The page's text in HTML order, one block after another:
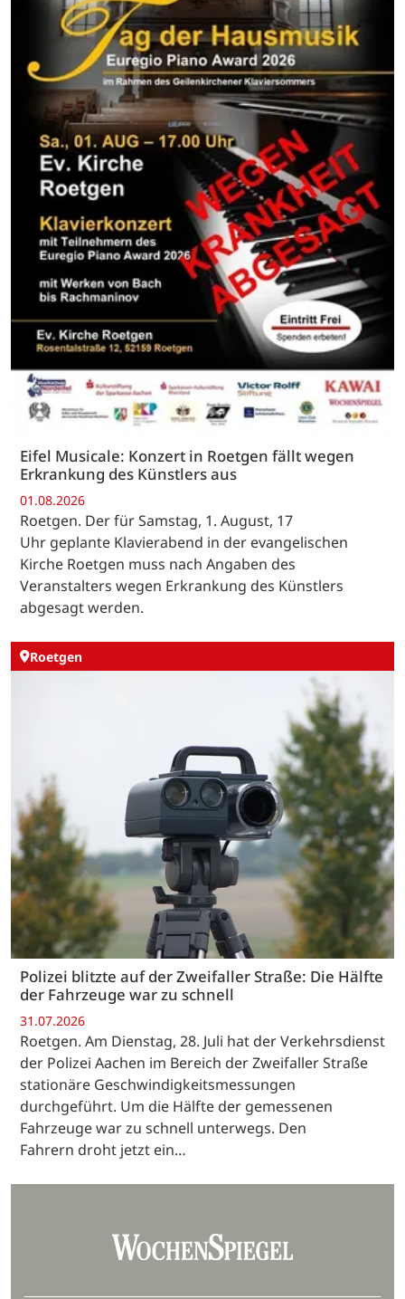
Eifel Musicale: Konzert in Roetgen fällt wegen
Erkrankung des Künstlers aus
01.08.2026
Roetgen. Der für Samstag, 1. August, 17
Uhr geplante Klavierabend in der evangelischen
Kirche Roetgen muss nach Angaben des
Veranstalters wegen Erkrankung des Künstlers
abgesagt werden.
Roetgen
Polizei blitzte auf der Zweifaller Straße: Die Hälfte
der Fahrzeuge war zu schnell
31.07.2026
Roetgen. Am Dienstag, 28. Juli hat der Verkehrsdienst
der Polizei Aachen im Bereich der Zweifaller Straße
stationäre Geschwindigkeitsmessungen
durchgeführt. Um die Hälfte der gemessenen
Fahrzeuge war zu schnell unterwegs. Den
Fahrern droht jetzt ein…